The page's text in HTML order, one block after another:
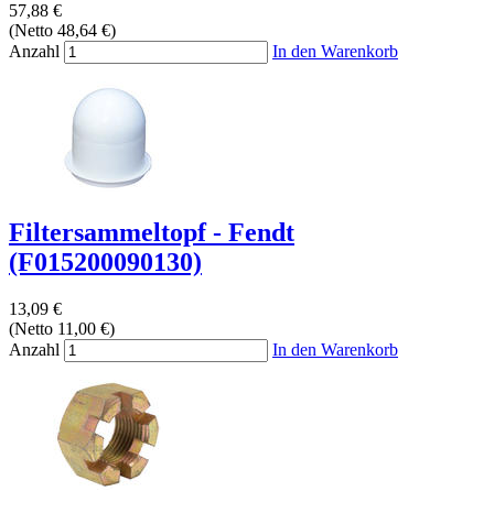
57,88 €
(Netto 48,64 €)
Anzahl
In den Warenkorb
Filtersammeltopf - Fendt
(F015200090130)
13,09 €
(Netto 11,00 €)
Anzahl
In den Warenkorb